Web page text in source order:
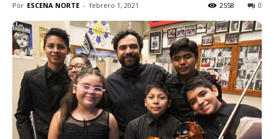
Por ESCENA NORTE - febrero 1, 2021 0
2558